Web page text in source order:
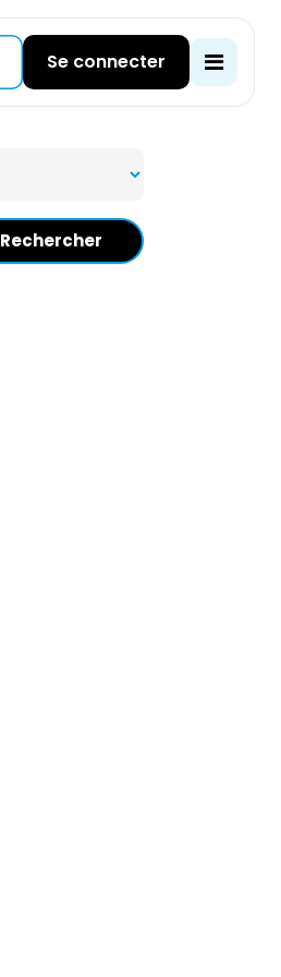
Se connecter
Rechercher